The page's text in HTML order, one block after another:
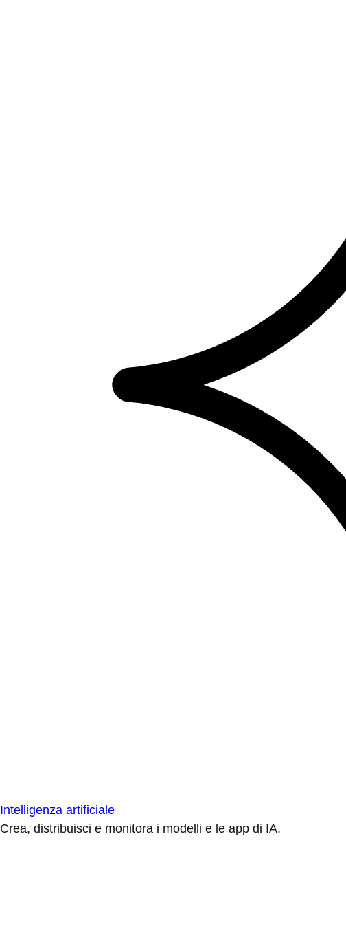
Intelligenza artificiale
Crea, distribuisci e monitora i modelli e le app di IA.